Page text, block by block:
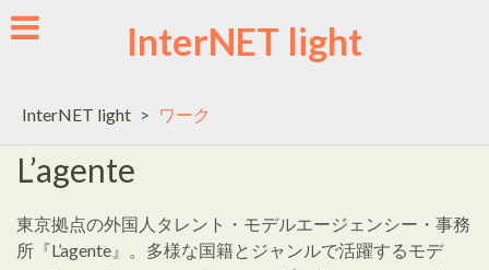
Skip
to
InterNET light
InterNET light > ワーク
L’agente
東京拠点の外国人タレント・モデルエージェンシー・事務
所『L’agente』。多様な国籍とジャンルで活躍するモデ